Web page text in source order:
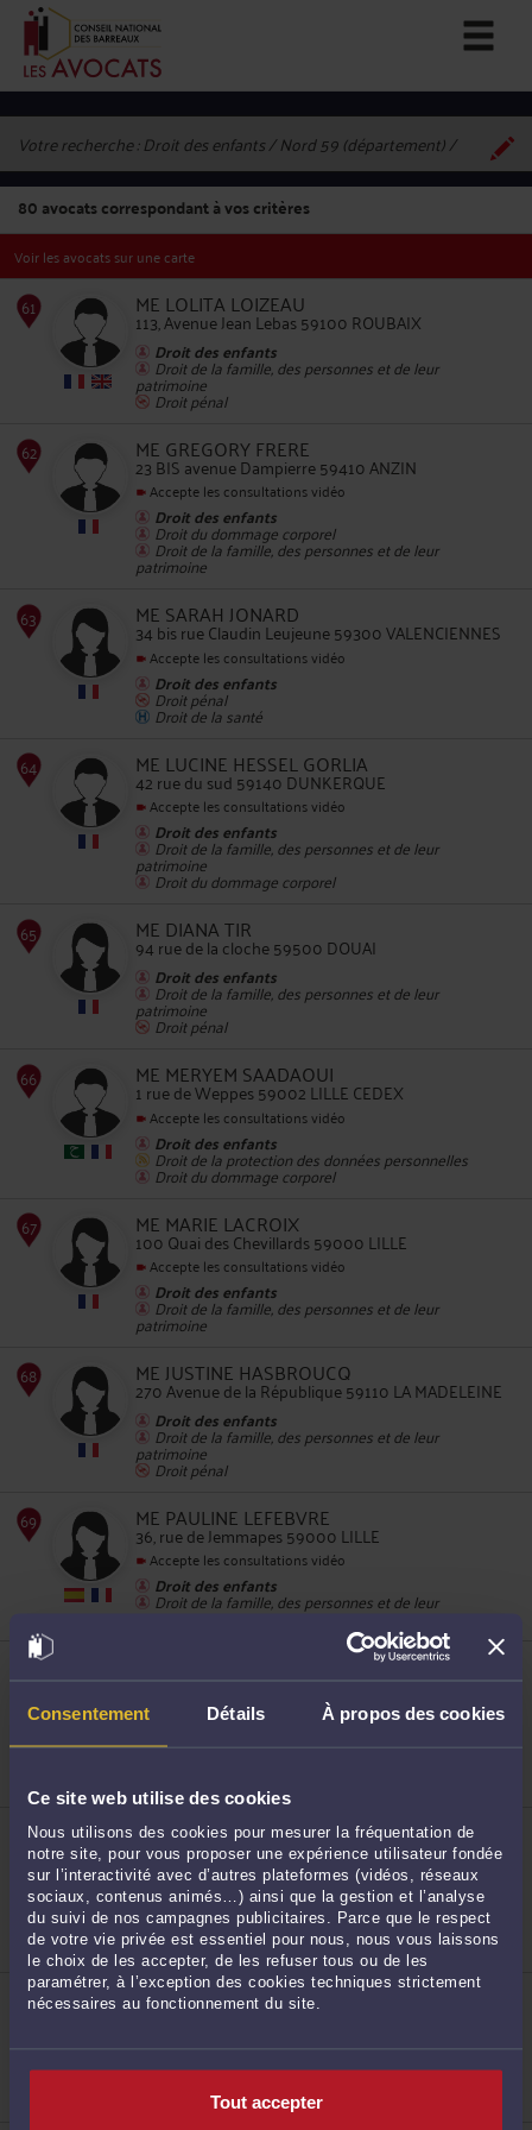
Consentement Détails À propos des cookies
Ce site web utilise des cookies
Nous utilisons des cookies pour mesurer la fréquentation de
notre site, pour vous proposer une expérience utilisateur fondée
sur l’interactivité avec d’autres plateformes (vidéos, réseaux
sociaux, contenus animés…) ainsi que la gestion et l’analyse
du suivi de nos campagnes publicitaires. Parce que le respect
de votre vie privée est essentiel pour nous, nous vous laissons
le choix de les accepter, de les refuser tous ou de les
paramétrer, à l’exception des cookies techniques strictement
nécessaires au fonctionnement du site.
Tout accepter
Votre recherche :Droit des enfants / Nord 59 (département)
80avocats correspondant à vos critères
Voir les avocats sur une carte
ME LOLITA LOIZEAU
113, Avenue Jean Lebas 59100 ROUBAIX
Droit des enfants
Droit de la famille, des personnes et de leur
patrimoine
Droit pénal
ME GREGORY FRERE
23 BIS avenue Dampierre 59410 ANZIN
Accepte les consultations vidéo
Droit des enfants
Droit du dommage corporel
Droit de la famille, des personnes et de leur
patrimoine
63
ME SARAH JONARD
34 bis rue Claudin Leujeune 59300 VALENCIENNES
Accepte les consultations vidéo
Droit des enfants
Droit pénal
Droit de la santé
64
ME LUCINE HESSEL GORLIA
42 rue du sud 59140 DUNKERQUE
Accepte les consultations vidéo
Droit des enfants
Droit de la famille, des personnes et de leur
patrimoine
Droit du dommage corporel
ME DIANA TIR
94 rue de la cloche 59500 DOUAI
Droit des enfants
Droit de la famille, des personnes et de leur
patrimoine
Droit pénal
ME MERYEM SAADAOUI
1 rue de Weppes 59002 LILLE CEDEX
Accepte les consultations vidéo
Droit des enfants
Droit de la protection des données personnelles
Droit du dommage corporel
67
ME MARIE LACROIX
100 Quai des Chevillards 59000 LILLE
Accepte les consultations vidéo
Droit des enfants
Droit de la famille, des personnes et de leur
patrimoine
68
ME JUSTINE HASBROUCQ
270 Avenue de la République 59110 LA MADELEINE
Droit des enfants
Droit de la famille, des personnes et de leur
patrimoine
Droit pénal
69
ME PAULINE LEFEBVRE
36, rue de Jemmapes 59000 LILLE
Accepte les consultations vidéo
Droit des enfants
Droit de la famille, des personnes et de leur
patrimoine
66 Avenue Clémenceau 59300 VALENCIENNES
Accepte les consultations vidéo
Droit de la famille, des personnes et de leur
ME AGATHE TIMMERMAN
77 rue d'Hurlupin 59560 COMINES
Accepte les consultations vidéo
Droit des enfants
Droit des étrangers et de la nationalité
Droit de la famille, des personnes et de leur
patrimoine
ME CÉCILE CARRILLON
136, Bld Montebello 59000 LILLE
Droit des enfants
Droit pénal